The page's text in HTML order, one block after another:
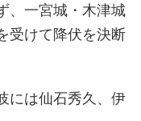
、一宮城・木津城
受けて降伏を決断
には仙石秀久、伊